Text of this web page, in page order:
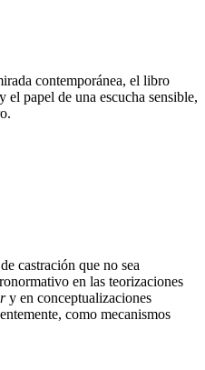
contemporánea, el libro
papel de una escucha sensible,
castración que no sea
en las teorizaciones
y en conceptualizaciones
como mecanismos